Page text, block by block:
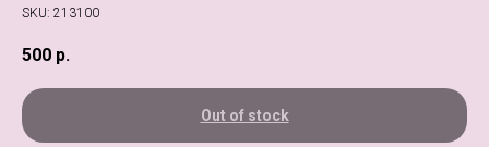
SKU: 213100
500 р.
Out of stock